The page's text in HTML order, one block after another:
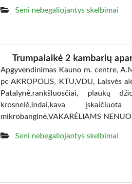
Seni nebegaliojantys skelbimai
Trumpalaikė 2 kambarių
Apgyvendinimas Kauno m. centre,
pc AKROPOLIS, KTU,VDU, Laisvės
Patalynė,rankšluosčiai, plaukų
krosnelė,indai,kava
mikrobanginė.VAKARĖLIAMS
Seni nebegaliojantys skelbimai